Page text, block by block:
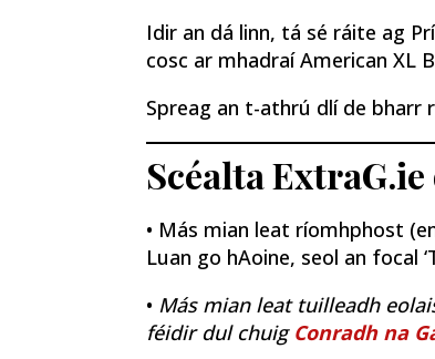
Idir an dá linn, tá sé ráite ag
cosc ar mhadraí American XL
Spreag an t-athrú dlí de bharr
Scéalta
• Más mian leat ríomhphost
Luan go hAoine, seol an focal
• Más mian leat tuilleadh
féidir dul chuig Conradh na